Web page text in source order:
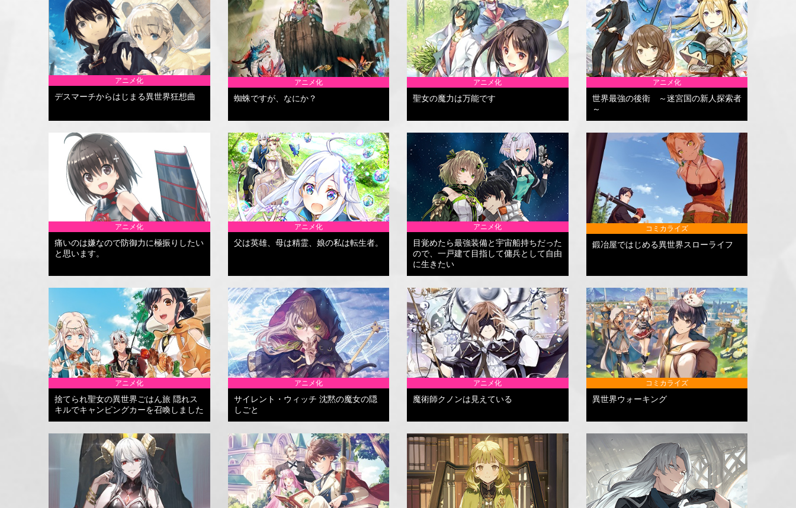
アニメ化
デスマーチからはじまる異世界狂想曲
アニメ化
蜘蛛ですが、なにか？
アニメ化
聖女の魔力は万能です
アニメ化
世界最強の後衛 ～迷宮国の新人探索者
～
アニメ化
痛いのは嫌なので防御力に極振りしたい
と思います。
アニメ化
父は英雄、母は精霊、娘の私は転生者。
アニメ化
目覚めたら最強装備と宇宙船持ちだった
ので、一戸建て目指して傭兵として自由
に生きたい
コミカライズ
鍛冶屋ではじめる異世界スローライフ
アニメ化
捨てられ聖女の異世界ごはん旅 隠れス
キルでキャンピングカーを召喚しました
アニメ化
サイレント・ウィッチ 沈黙の魔女の隠
しごと
アニメ化
魔術師クノンは見えている
コミカライズ
異世界ウォーキング